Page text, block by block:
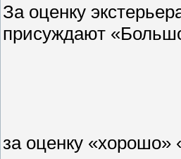
За оценку
присуждают
за оценку